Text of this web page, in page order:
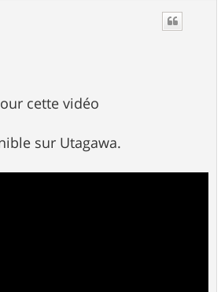
cette vidéo
sur Utagawa.